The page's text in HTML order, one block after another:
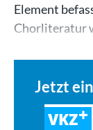
Element
Chorliteratur
Jetzt
VKZ